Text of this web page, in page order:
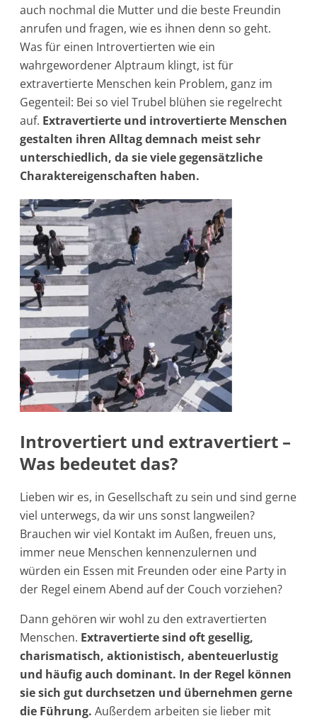
auch nochmal die Mutter und die beste Freundin
anrufen und fragen, wie es ihnen denn so geht.
Was für einen Introvertierten wie ein
wahrgewordener Alptraum klingt, ist für
extravertierte Menschen kein Problem, ganz im
Gegenteil: Bei so viel Trubel blühen sie regelrecht
auf. Extravertierte und introvertierte Menschen
gestalten ihren Alltag demnach meist sehr
unterschiedlich, da sie viele gegensätzliche
Charaktereigenschaften haben.
Introvertiert und extravertiert –
Was bedeutet das?
Lieben wir es, in Gesellschaft zu sein und sind gerne
viel unterwegs, da wir uns sonst langweilen?
Brauchen wir viel Kontakt im Außen, freuen uns,
immer neue Menschen kennenzulernen und
würden ein Essen mit Freunden oder eine Party in
der Regel einem Abend auf der Couch vorziehen?
Dann gehören wir wohl zu den extravertierten
Menschen. Extravertierte sind oft gesellig,
charismatisch, aktionistisch, abenteuerlustig
und häufig auch dominant. In der Regel können
sie sich gut durchsetzen und übernehmen gerne
die Führung. Außerdem arbeiten sie lieber mit